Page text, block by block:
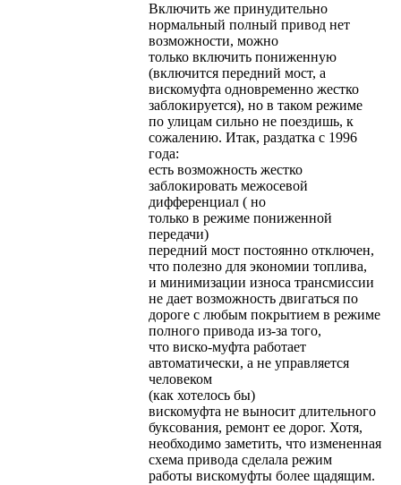
Включить же принудительно
нормальный полный привод нет
возможности, можно
только включить пониженную
(включится передний мост, а
вискомуфта одновременно жестко
заблокируется), но в таком режиме
по улицам сильно не поездишь, к
сожалению. Итак, раздатка с 1996
года:
есть возможность жестко
заблокировать межосевой
дифференциал ( но
только в режиме пониженной
передачи)
передний мост постоянно отключен,
что полезно для экономии топлива,
и минимизации износа трансмиссии
не дает возможность двигаться по
дороге с любым покрытием в режиме
полного привода из-за того,
что виско-муфта работает
автоматически, а не управляется
человеком
(как хотелось бы)
вискомуфта не выносит длительного
буксования, ремонт ее дорог. Хотя,
необходимо заметить, что измененная
схема привода сделала режим
работы вискомуфты более щадящим.